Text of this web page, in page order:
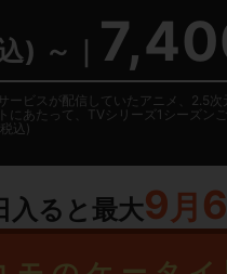
) ～
ビスが配信していたアニメ、2.5
あたって、TVシリーズ1シーズンご
込)
入ると最大9月 6